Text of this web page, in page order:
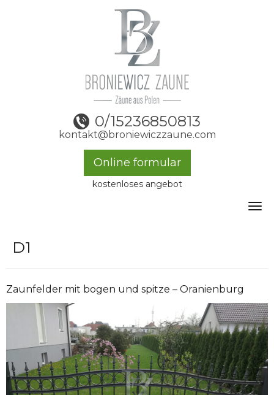
0/15236850813
kontakt@broniewiczzaune.com
Online formular
kostenloses angebot
D1
Zaunfelder mit bogen und spitze – Oranienburg